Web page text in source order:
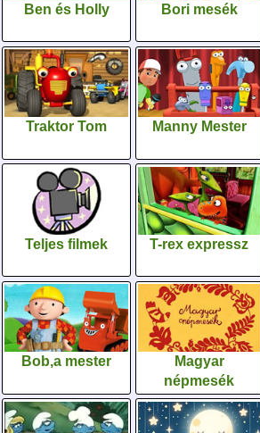
Ben és Holly Bori mesék
Traktor Tom Manny Mester
Teljes filmek T-rex expressz
Bob,a mester
Magyar
népmesék